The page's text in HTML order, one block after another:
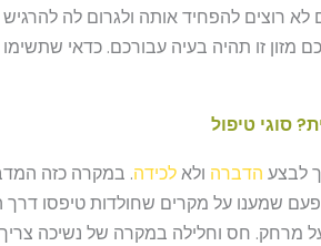
רוצים להפחיד אותה ולגרום לה
זו תהיה בעיה עבורכם. כדאי שתשימו
סוגי טיפול
לבצע הדברה ולאלכידה. במקרה כזה
שמענו על מקרים שחולדות טיפסו דרך
חס וחלילה במקרה של נשיכה צריך